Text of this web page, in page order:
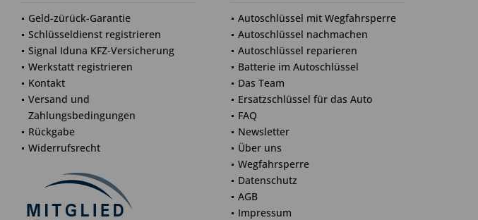
Geld-zürück-Garantie
Schlüsseldienst registrieren
Signal Iduna KFZ-Versicherung
Werkstatt registrieren
Kontakt
Versand und
Zahlungsbedingungen
Rückgabe
Widerrufsrecht
Autoschlüssel mit Wegfahrsperre
Autoschlüssel nachmachen
Autoschlüssel reparieren
Batterie im Autoschlüssel
Das Team
Ersatzschlüssel für das Auto
FAQ
Newsletter
Über uns
Wegfahrsperre
Datenschutz
AGB
Impressum